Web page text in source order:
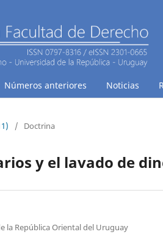
Números anteriores Noticias
/ Doctrina
y el lavado de
la República Oriental del Uruguay